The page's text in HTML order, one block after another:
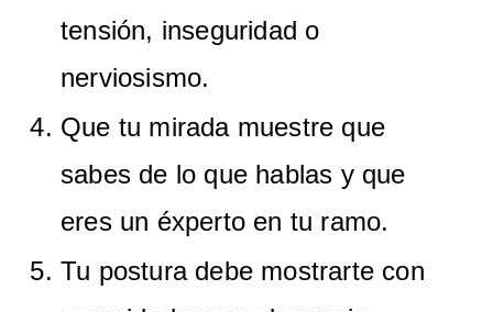
tensión, inseguridad o
nerviosismo.
Que tu mirada muestre que
sabes de lo que hablas y que
eres un éxperto en tu ramo.
Tu postura debe mostrarte con